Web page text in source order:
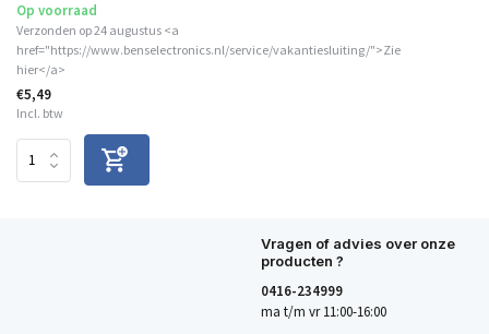
Op voorraad
Verzonden op 24 augustus <a
href="https://www.benselectronics.nl/service/vakantiesluiting/">Zie
hier</a>
€5,49
Incl. btw
Vragen of advies over onze
producten ?
0416-234999
ma t/m vr 11:00-16:00